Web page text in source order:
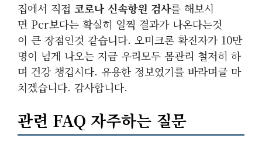
집에서 직접 코로나 신속항원 검사를 해보시
면 Pcr보다는 확실히 일찍 결과가 나온다는것
이 큰 장점인것 같습니다. 오미크론 확진자가 10만
명이 넘게 나오는 지금 우리모두 몸관리 철저히 하
며 건강 챙깁시다. 유용한 정보였기를 바라며글 마
치겠습니다. 감사합니다.
관련 FAQ 자주하는 질문